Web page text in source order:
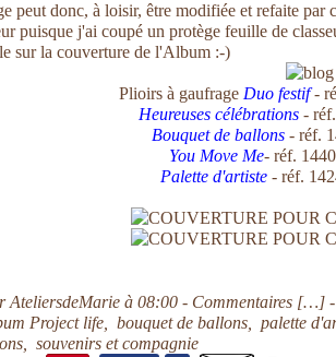
peut donc, à loisir, être modifiée et refaite par
puisque j'ai coupé un protège feuille de
sur la couverture de l'Album :-)
Plioirs à gaufrage Duo festif -
Heureuses célébrations- réf.
Bouquet de ballons - réf.
You Move Me- réf.
Palette d'artiste - réf.
AteliersdeMarie à 08:00 - Commentaires […]
Project life ,bouquet de ballons ,palette
,souvenirs et compagnie